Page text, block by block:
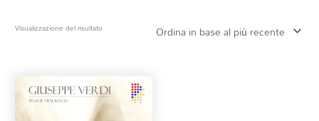
Clarinetto basso
Composizioni originali
Visualizzazione del risultato